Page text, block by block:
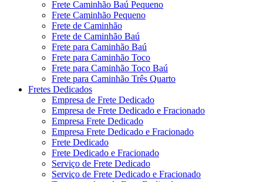
Frete Caminhão Baú Pequeno
Frete Caminhão Pequeno
Frete de Caminhão
Frete de Caminhão Baú
Frete para Caminhão Baú
Frete para Caminhão Toco
Frete para Caminhão Toco Baú
Frete para Caminhão Três Quarto
Fretes Dedicados
Empresa de Frete Dedicado
Empresa de Frete Dedicado e Fracionado
Empresa Frete Dedicado
Empresa Frete Dedicado e Fracionado
Frete Dedicado
Frete Dedicado e Fracionado
Serviço de Frete Dedicado
Serviço de Frete Dedicado e Fracionado